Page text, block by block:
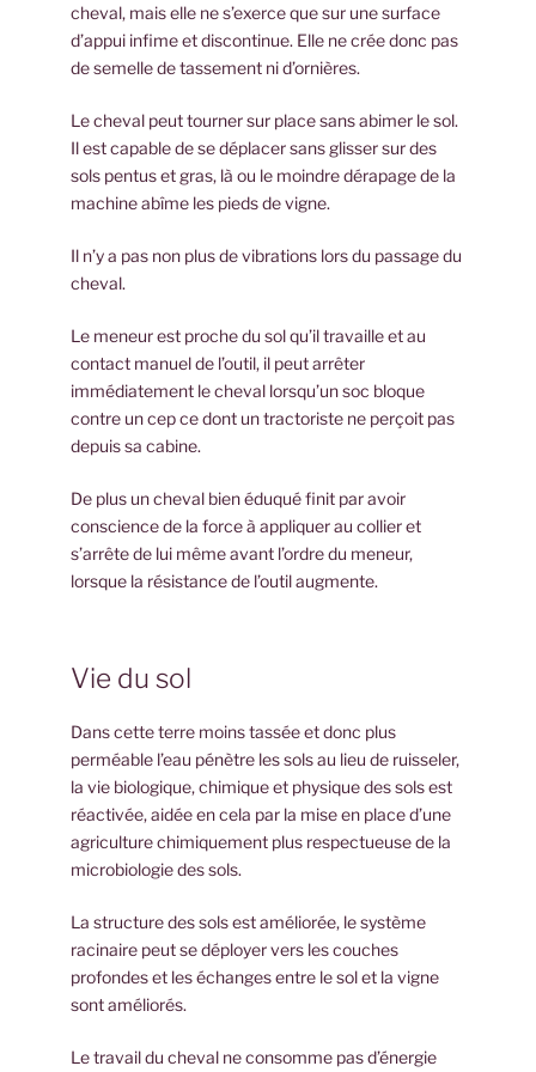
cheval, mais elle ne s’exerce que sur une surface
d’appui infime et discontinue. Elle ne crée donc pas
de semelle de tassement ni d’ornières.
Le cheval peut tourner sur place sans abimer le sol.
Il est capable de se déplacer sans glisser sur des
sols pentus et gras, là ou le moindre dérapage de la
machine abîme les pieds de vigne.
Il n’y a pas non plus de vibrations lors du passage du
cheval.
Le meneur est proche du sol qu’il travaille et au
contact manuel de l’outil, il peut arrêter
immédiatement le cheval lorsqu’un soc bloque
contre un cep ce dont un tractoriste ne perçoit pas
depuis sa cabine.
De plus un cheval bien éduqué finit par avoir
conscience de la force à appliquer au collier et
s’arrête de lui même avant l’ordre du meneur,
lorsque la résistance de l’outil augmente.
Vie du sol
Dans cette terre moins tassée et donc plus
perméable l’eau pénètre les sols au lieu de ruisseler,
la vie biologique, chimique et physique des sols est
réactivée, aidée en cela par la mise en place d’une
agriculture chimiquement plus respectueuse de la
microbiologie des sols.
La structure des sols est améliorée, le système
racinaire peut se déployer vers les couches
profondes et les échanges entre le sol et la vigne
sont améliorés.
Le travail du cheval ne consomme pas d’énergie